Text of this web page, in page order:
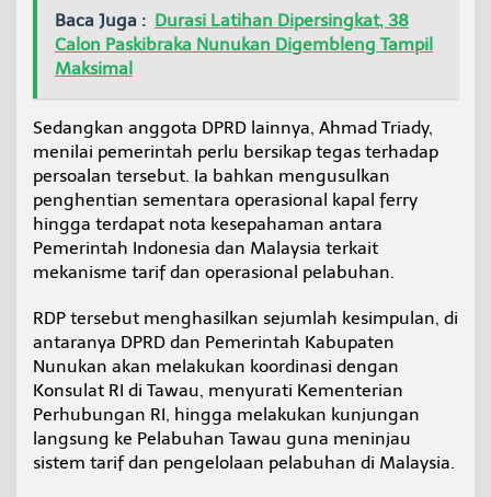
Baca Juga : Durasi Latihan Dipersingkat, 38
Calon Paskibraka Nunukan Digembleng Tampil
Maksimal
Sedangkan anggota DPRD lainnya, Ahmad Triady,
menilai pemerintah perlu bersikap tegas terhadap
persoalan tersebut. Ia bahkan mengusulkan
penghentian sementara operasional kapal ferry
hingga terdapat nota kesepahaman antara
Pemerintah Indonesia dan Malaysia terkait
mekanisme tarif dan operasional pelabuhan.
RDP tersebut menghasilkan sejumlah kesimpulan, di
antaranya DPRD dan Pemerintah Kabupaten
Nunukan akan melakukan koordinasi dengan
Konsulat RI di Tawau, menyurati Kementerian
Perhubungan RI, hingga melakukan kunjungan
langsung ke Pelabuhan Tawau guna meninjau
sistem tarif dan pengelolaan pelabuhan di Malaysia.